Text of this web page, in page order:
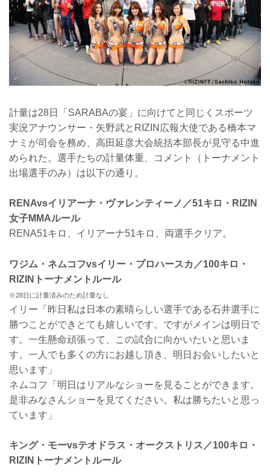
計量は28日「SARABAの宴」に向けてと同じくスポーツ
実況アナウンサー・矢野武とRIZIN広報大使である橋本マ
ナミが司会を務め、高田延彦大会統括本部長が見守る中進
められた。選手たちの計量体重、コメント（トーナメント
出場選手のみ）は以下の通り。
RENAvsイリアーナ・ヴァレンティーノ／51キロ・RIZIN
女子MMAルール
RENA51キロ、イリアーナ51キロ、両選手クリア。
ワジム・ネムコフvsイリー・プロハースカ／100キロ・
RIZINトーナメントルール
※28日に計量済みのため計量なし
イリー「昨日私は日本の素晴らしい選手である石井選手に
勝つことができとても嬉しいです。ですがメインは明日で
す。一生懸命頑張って、この試合に向かいたいと思いま
す。一人でも多くの方にお越し頂き、明日お会いしたいと
思います」
ネムコフ「明日はリアルなショーを見ることができます。
是非みなさんショーを見てください。私は勝ちたいと思っ
ています」
キング・モーvsテオドラス・オークストリス／100キロ・
RIZINトーナメントルール